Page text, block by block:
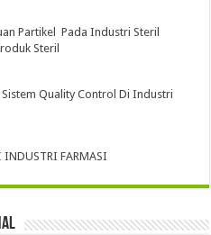
Partikel Pada Industri Steril
Steril
Quality Control Di Industri
INDUSTRI FARMASI